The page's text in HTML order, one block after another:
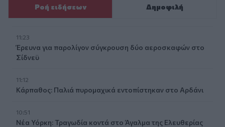
Ροή ειδήσεων Δημοφιλή
11:23
Έρευνα για παρολίγον σύγκρουση δύο αεροσκαφών στο
Σίδνεϋ
11:12
Κάρπαθος: Παλιά πυρομαχικά εντοπίστηκαν στο Αρδάνι
10:51
Νέα Υόρκη: Τραγωδία κοντά στο Άγαλμα της Ελευθερίας